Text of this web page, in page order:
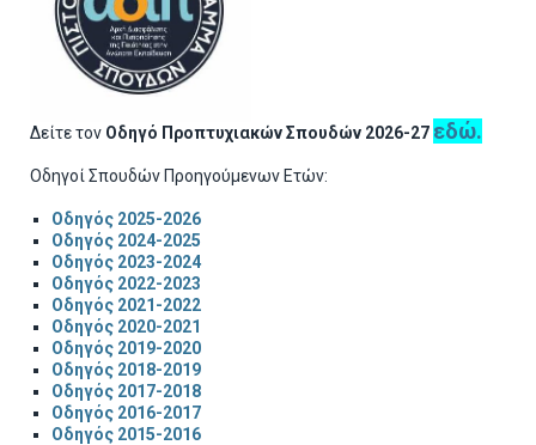
Δείτε τον Οδηγό Προπτυχιακών Σπουδών 2026-27 εδώ.
Οδηγοί Σπουδών Προηγούμενων Ετών:
Οδηγός 2025-2026
Οδηγός 2024-2025
Οδηγός 2023-2024
Οδηγός 2022-2023
Οδηγός 2021-2022
Οδηγός 2020-2021
Οδηγός 2019-2020
Οδηγός 2018-2019
Οδηγός 2017-2018
Οδηγός 2016-2017
Οδηγός 2015-2016